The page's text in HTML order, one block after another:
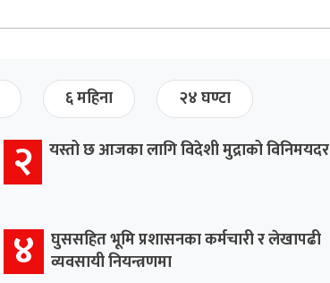
६ महिना २४ घण्टा
२ यस्तो छ आजका लागि विदेशी मुद्राको विनिमयदर
४ घुससहित भूमि प्रशासनका कर्मचारी र लेखापढी
व्यवसायी नियन्त्रणमा